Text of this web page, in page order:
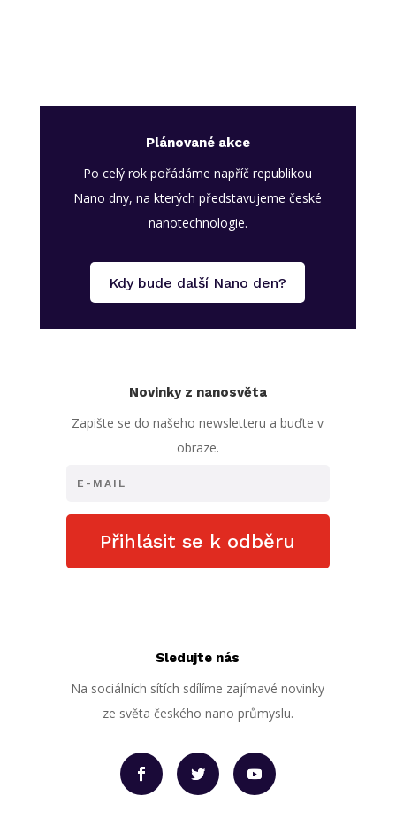
Plánované akce
Po celý rok pořádáme napříč republikou
Nano dny, na kterých představujeme české
nanotechnologie.
Kdy bude další Nano den?
Novinky z nanosvěta
Zapište se do našeho newsletteru a buďte v
obraze.
Přihlásit se k odběru
Sledujte nás
Na sociálních sítích sdílíme zajímavé novinky
ze světa českého nano průmyslu.